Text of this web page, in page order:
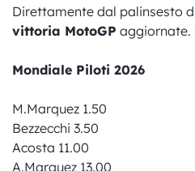
Direttamente dal palinsesto
vittoria MotoGP aggiornate.
Mondiale Piloti 2026
M.Marquez 1.50
Bezzecchi 3.50
Acosta 11.00
A.Marquez 13.00